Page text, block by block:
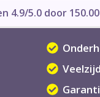
4.9/5.0 door